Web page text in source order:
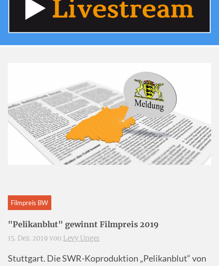
Filmpreis BW
"Pelikanblut" gewinnt Filmpreis 2019
15. Dez. 2019 von Levy Unger
Stuttgart. Die SWR-Koproduktion „Pelikanblut“ von